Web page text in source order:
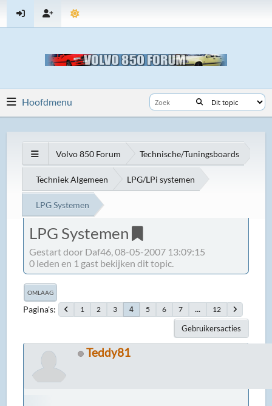
Hoofdmenu
Volvo 850 Forum Technische/Tuningsboards
Techniek Algemeen LPG/LPi systemen
LPG Systemen
LPG Systemen
Gestart door Daf46, 08-05-2007 13:09:15
0 leden en 1 gast bekijken dit topic.
OMLAAG
Pagina's 1 2 3 4 5 6 7 ... 12
Gebruikersacties
Teddy81